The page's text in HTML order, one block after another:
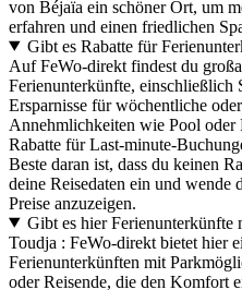
von Béjaïa ein schöner Ort, um
erfahren und einen friedlichen
Gibt es Rabatte für
Auf FeWo-direkt findest du
Ferienunterkünfte, einschließlich
Ersparnisse für wöchentliche
Annehmlichkeiten wie Pool oder
Rabatte für Last-minute-
Beste daran ist, dass du keinen
deine Reisedaten ein und wende
Preise anzuzeigen.
Gibt es hier Ferienunterkünfte
Toudja : FeWo-direkt bietet hier
Ferienunterkünften mit
oder Reisende, die den Komfort